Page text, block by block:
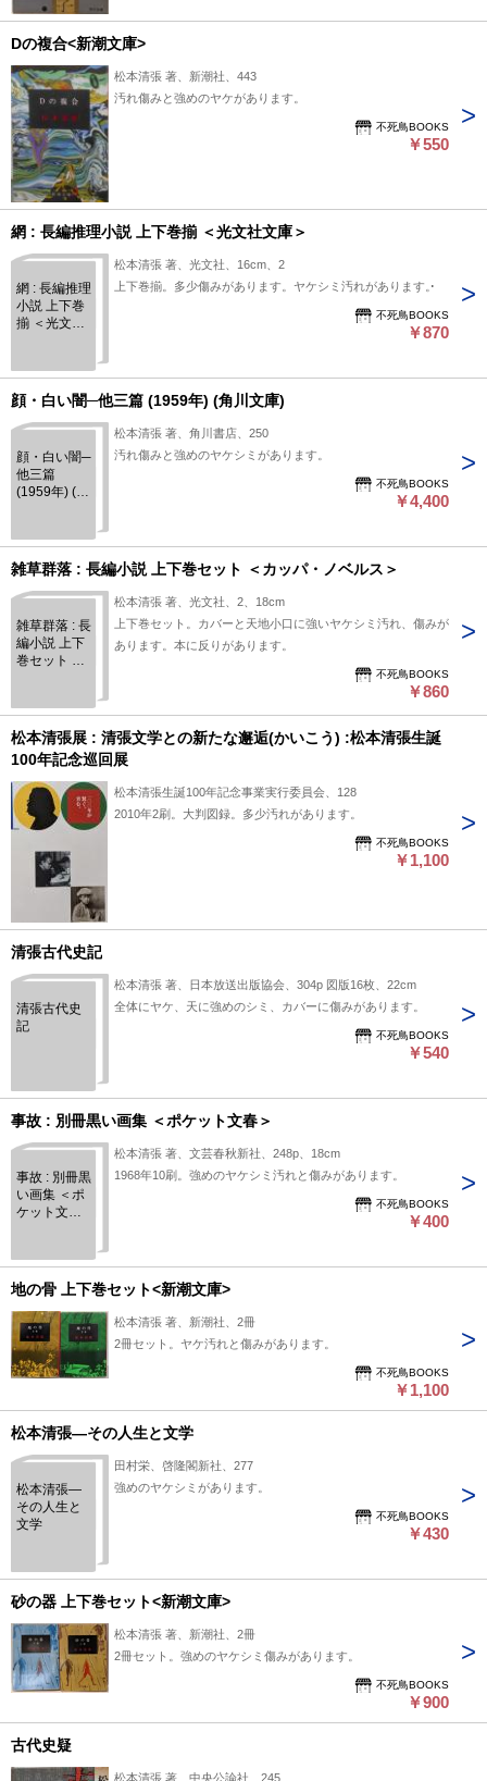
Dの複合<新潮文庫>
松本清張 著、新潮社、443
汚れ傷みと強めのヤケがあります。
不死鳥BOOKS
￥550
網 : 長編推理小説 上下巻揃 ＜光文社文庫＞
網 : 長編推理
小説 上下巻
揃 ＜光文社
松本清張 著、光文社、16cm、2
上下巻揃。多少傷みがあります。ヤケシミ汚れがあります。
不死鳥BOOKS
￥870
顔・白い闇─他三篇 (1959年) (角川文庫)
顔・白い闇─
他三篇
(1959年) (角
松本清張 著、角川書店、250
汚れ傷みと強めのヤケシミがあります。
不死鳥BOOKS
￥4,400
雑草群落 : 長編小説 上下巻セット ＜カッパ・ノベルス＞
雑草群落 : 長
編小説 上下
巻セット ＜
松本清張 著、光文社、2、18cm
上下巻セット。カバーと天地小口に強いヤケシミ汚れ、傷みが
あります。本に反りがあります。
不死鳥BOOKS
￥860
松本清張展 : 清張文学との新たな邂逅(かいこう) :松本清張生誕
100年記念巡回展
松本清張生誕100年記念事業実行委員会、128
2010年2刷。大判図録。多少汚れがあります。
不死鳥BOOKS
￥1,100
清張古代史記
清張古代史
記
松本清張 著、日本放送出版協会、304p 図版16枚、22cm
全体にヤケ、天に強めのシミ、カバーに傷みがあります。
不死鳥BOOKS
￥540
事故 : 別冊黒い画集 ＜ポケット文春＞
事故 : 別冊黒
い画集 ＜ポ
ケット文春
松本清張 著、文芸春秋新社、248p、18cm
1968年10刷。強めのヤケシミ汚れと傷みがあります。
不死鳥BOOKS
￥400
地の骨 上下巻セット<新潮文庫>
松本清張 著、新潮社、2冊
2冊セット。ヤケ汚れと傷みがあります。
不死鳥BOOKS
￥1,100
松本清張―その人生と文学
松本清張―
その人生と
文学
田村栄、啓隆閣新社、277
強めのヤケシミがあります。
不死鳥BOOKS
￥430
砂の器 上下巻セット<新潮文庫>
松本清張 著、新潮社、2冊
2冊セット。強めのヤケシミ傷みがあります。
不死鳥BOOKS
￥900
古代史疑
松本清張 著、中央公論社、245